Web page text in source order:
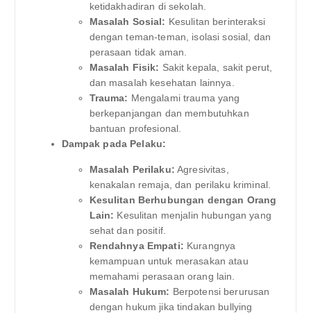
ketidakhadiran di sekolah.
Masalah Sosial: Kesulitan berinteraksi
dengan teman-teman, isolasi sosial, dan
perasaan tidak aman.
Masalah Fisik: Sakit kepala, sakit perut,
dan masalah kesehatan lainnya.
Trauma: Mengalami trauma yang
berkepanjangan dan membutuhkan
bantuan profesional.
Dampak pada Pelaku:
Masalah Perilaku: Agresivitas,
kenakalan remaja, dan perilaku kriminal.
Kesulitan Berhubungan dengan Orang
Lain: Kesulitan menjalin hubungan yang
sehat dan positif.
Rendahnya Empati: Kurangnya
kemampuan untuk merasakan atau
memahami perasaan orang lain.
Masalah Hukum: Berpotensi berurusan
dengan hukum jika tindakan bullying